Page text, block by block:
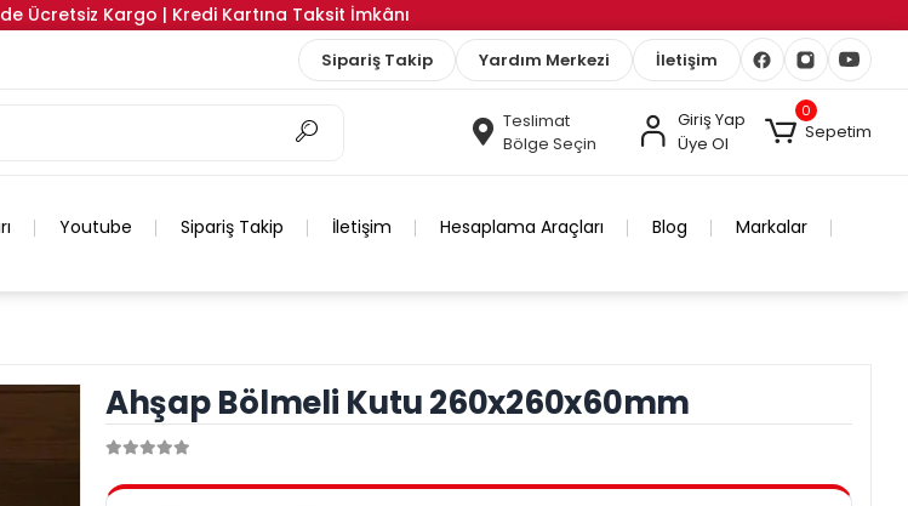
Ücretsiz Kargo | Kredi Kartına Taksit İmkânı
Sipariş Takip Yardım Merkezi İletişim
Teslimat
Bölge Seçin
Giriş Yap
Üye Ol
0
Sepetim
Youtube Sipariş Takip İletişim Hesaplama Araçları Blog Markalar
Ahşap Bölmeli Kutu 260x260x60mm